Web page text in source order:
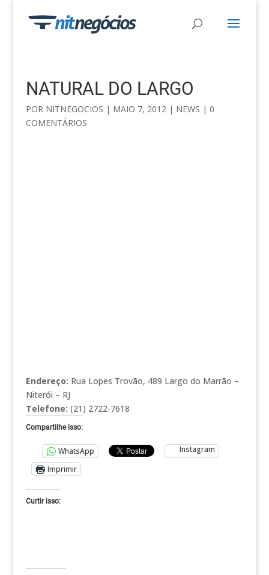
NATURAL DO LARGO
POR NITNEGOCIOS | MAIO 7, 2012| NEWS | 0
COMENTÁRIOS
Endereço: Rua Lopes Trovão, 489 Largo do Marrão –
Niterói – RJ
Telefone: (21) 2722-7618
Compartilhe isso:
WhatsApp
Instagram
Imprimir
Curtir isso: